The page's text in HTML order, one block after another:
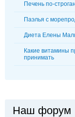
Печень по-
Паэлья с
Диета Елены
Какие витамины
принимать
Наш форум